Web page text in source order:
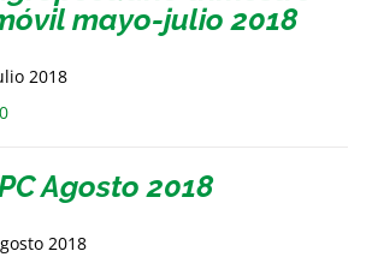
mayo-julio 2018
2018
0
Agosto 2018
2018